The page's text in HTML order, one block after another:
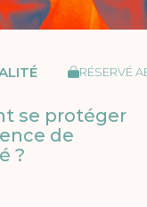
RÉSERVÉ
se protéger
de
?